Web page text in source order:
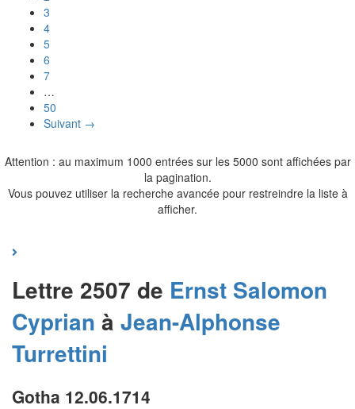
3
4
5
6
7
…
50
Suivant →
Attention : au maximum 1000 entrées sur les 5000 sont affichées par
la pagination.
Vous pouvez utiliser la recherche avancée pour restreindre la liste à
afficher.
Lettre 2507 de Ernst Salomon
Cyprian à Jean-Alphonse
Turrettini
Gotha 12.06.1714